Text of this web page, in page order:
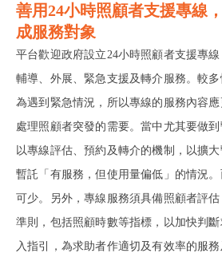
善用24小時照顧者支援專線
成服務對象
平台歡迎政府設立24小時照顧者支援專
輔導、外展、緊急支援及轉介服務。較
為遇到緊急情況，所以專線的服務內容
處理照顧者突發的需要。當中尤其要做
以專線評估、預約及轉介的機制，以擴
暫託「有服務，但使用量偏低」的情況
可少。另外，專線服務須具備照顧者評
準則，包括照顧時數等指標，以加快判
入指引，為求助者作適切及有效率的服